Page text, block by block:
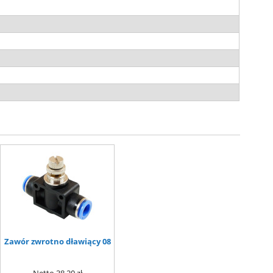
Zawór zwrotno dławiący 08